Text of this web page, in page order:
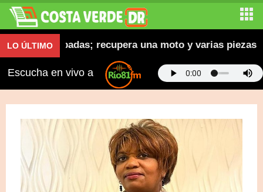
LO ÚLTIMOrobadas; recupera una moto y varias piezas
Escucha en vivo a